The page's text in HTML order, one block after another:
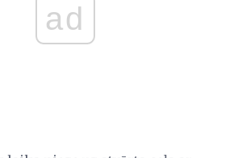
ad